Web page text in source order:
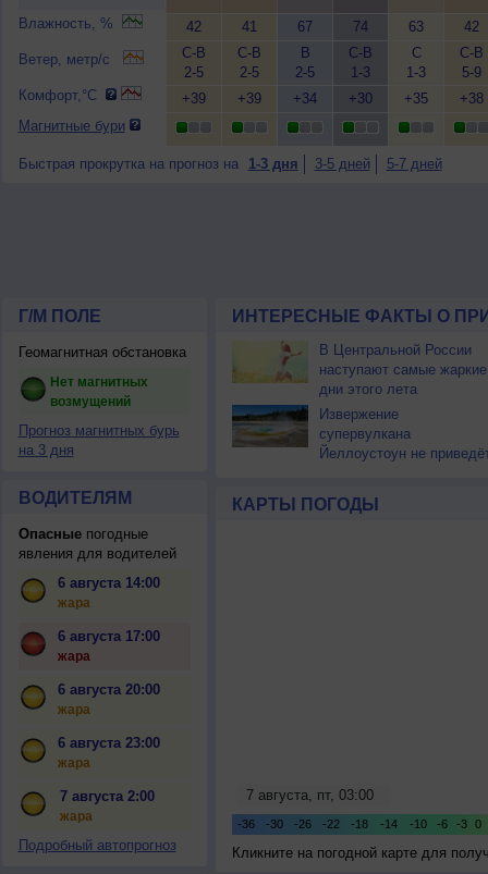
Влажность, %
Ветер, метр/с
Комфорт,°C
Магнитные бури
42
С-В
2-5
+39
41
С-В
2-5
+39
67
В
2-5
+34
74
С-В
1-3
+30
63
С
1-3
+35
42
С-В
5-9
+38
Быстрая прокрутка на прогноз на 1-3 дня 3-5 дней 5-7 дней
Г/М ПОЛЕ
Геомагнитная обстановка
Нет магнитных
возмущений
Прогноз магнитных бурь
на 3 дня
ВОДИТЕЛЯМ
Опасныепогодные
явления для водителей
6 августа 14:00
жара
6 августа 17:00
жара
6 августа 20:00
жара
6 августа 23:00
жара
7 августа 2:00
жара
Подробный автопрогноз
ИНТЕРЕСНЫЕ ФАКТЫ О
В Центральной России
наступают самые жаркие
дни этого лета
Извержение
супервулкана
Йеллоустоун не
КАРТЫ ПОГОДЫ
Кликните на погодной карте для